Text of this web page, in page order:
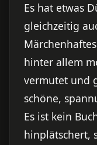
Es hat etwas
gleichzeitig
hinter allem
vermutet und
schöne,
Es ist kein
hinplätschert,